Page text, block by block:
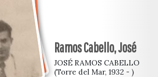
Ramos Cabello, José
JOSÉ RAMOS CABELLO
(Torre del Mar, 1932 - )